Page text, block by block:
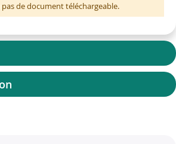
de document téléchargeable.